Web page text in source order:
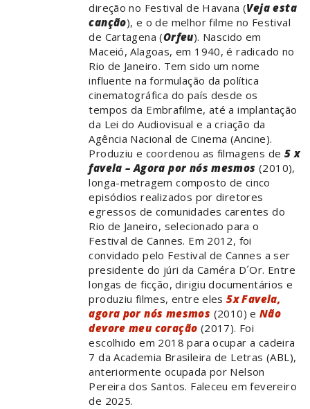
direção no Festival de Havana (Veja esta
canção), e o de melhor filme no Festival
de Cartagena (Orfeu). Nascido em
Maceió, Alagoas, em 1940, é radicado no
Rio de Janeiro. Tem sido um nome
influente na formulação da política
cinematográfica do país desde os
tempos da Embrafilme, até a implantação
da Lei do Audiovisual e a criação da
Agência Nacional de Cinema (Ancine).
Produziu e coordenou as filmagens de 5 x
favela – Agora por nós mesmos (2010),
longa-metragem composto de cinco
episódios realizados por diretores
egressos de comunidades carentes do
Rio de Janeiro, selecionado para o
Festival de Cannes. Em 2012, foi
convidado pelo Festival de Cannes a ser
presidente do júri da Caméra D´Or. Entre
longas de ficção, dirigiu documentários e
produziu filmes, entre eles5x Favela,
agora por nós mesmos (2010) eNão
devore meu coração (2017). Foi
escolhido em 2018 para ocupar a cadeira
7 da Academia Brasileira de Letras (ABL),
anteriormente ocupada por Nelson
Pereira dos Santos. Faleceu em fevereiro
de 2025.